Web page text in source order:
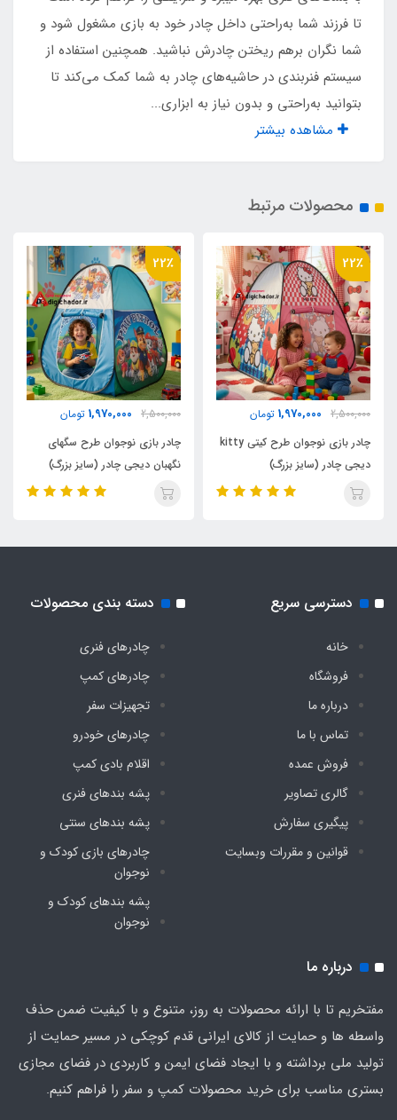
نوع اسکلت
ترکیب عصایی فنری
اقلام همراه
کشور تولید کننده
چین
تا فرزند شما به‌راحتی داخل چادر خود به بازی مشغول شود و
شما نگران بر‌هم ریختن چادرش نباشید. همچنین استفاده از
سیستم فنربندی در حاشیه‌های چادر به شما کمک می‌کند تا
بتوانید به‌راحتی و بدون نیاز به ابزاری...
مشاهده بیشتر
محصولات مرتبط
22٪
2,500,000
1,970,000
چادر بازی نوجوان طرح سگهای
نگهبان دیجی چادر (سایز بزرگ)
16٪
2,600,000
2,200,000
پشه بند فنری دو منظوره کرومی
سایز نوجوان دیجی چادر
دسترسی سریع
خانه
فروشگاه
درباره ما
تماس با ما
فروش عمده
گالری تصاویر
پیگیری سفارش
قوانین و مقررات وبسایت
دسته بندی محصولات
چادرهای فنری
چادرهای کمپ
تجهیزات سفر
چادرهای خودرو
اقلام بادی کمپ
پشه‌ بندهای فنری
پشه‌ بندهای سنتی
چادرهای بازی کودک و
نوجوان
پشه‌ بندهای کودک و
نوجوان
درباره ما
مفتخریم تا با ارائه محصولات به روز، متنوع و با کیفیت ضمن حذف
واسطه ها و حمایت از کالای ایرانی قدم کوچکی در مسیر حمایت از
تولید ملی برداشته و با ایجاد فضای ایمن و کاربردی در فضای مجازی
بستری مناسب برای خرید محصولات کمپ و سفر را فراهم کنیم.